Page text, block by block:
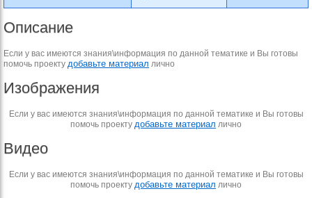
Описание
Если у вас имеются знания\информация по данной тематике и Вы готовы
помочь проекту добавьте материал лично
Изображения
Если у вас имеются знания\информация по данной тематике и Вы готовы
помочь проекту добавьте материал лично
Видео
Если у вас имеются знания\информация по данной тематике и Вы готовы
помочь проекту добавьте материал лично